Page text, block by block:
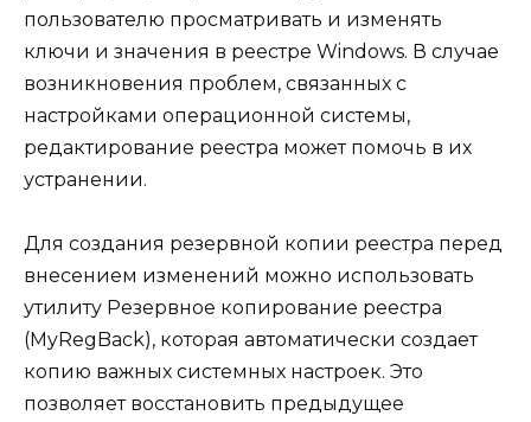
пользователю просматривать и изменять
ключи и значения в реестре Windows. В случае
возникновения проблем, связанных с
настройками операционной системы,
редактирование реестра может помочь в их
устранении.
Для создания резервной копии реестра перед
внесением изменений можно использовать
утилиту Резервное копирование реестра
(MyRegBack), которая автоматически создает
копию важных системных настроек. Это
позволяет восстановить предыдущее